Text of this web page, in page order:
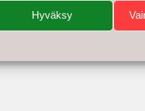
Hyväksy